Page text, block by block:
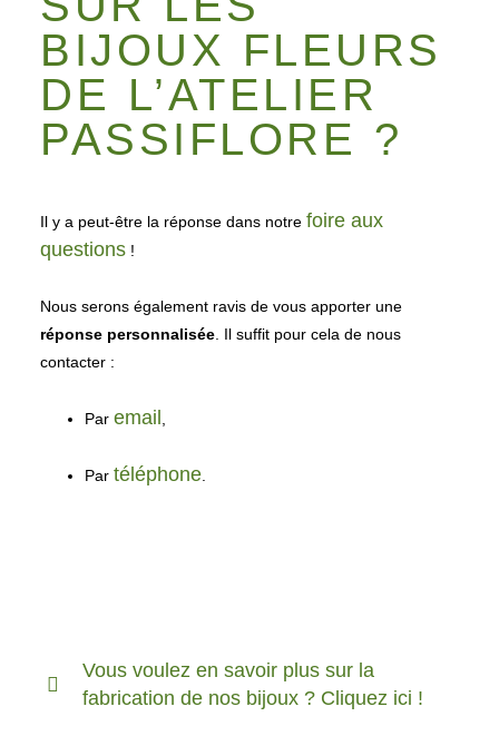
BIJOUX FLEURS
DE L’ATELIER
PASSIFLORE ?
Il y a peut-être la réponse dans notre foire aux
questions !
Nous serons également ravis de vous apporter une
réponse personnalisée . Il suffit pour cela de nous
Par email
Par téléphone
Vous voulez en savoir plus sur la
fabrication de nos bijoux ? Cliquez ici !